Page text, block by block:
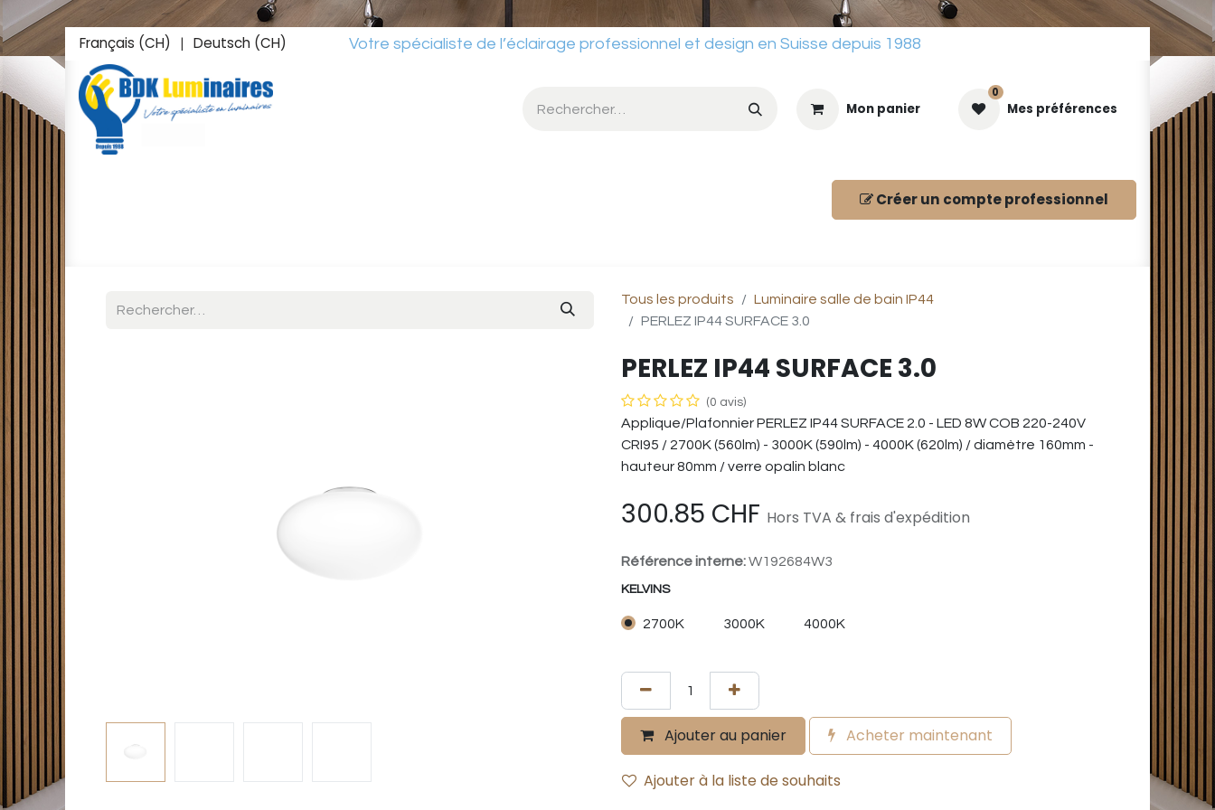
Français (CH) Deutsch (CH) Votre spécialiste de l’éclairage professionnel et design en Suisse depuis 1988
Mon panier
0
Mes préférences
Créer un compteprofessionnel
Tous les produits
Luminaire salle de bain IP44
PERLEZ IP44 SURFACE 3.0
PERLEZ IP44 SURFACE 3.0
(0 avis)
Applique/Plafonnier PERLEZ IP44 SURFACE 2.0 - LED 8W COB 220-240V
CRI95 / 2700K (560lm) - 3000K (590lm) - 4000K (620lm) / diamètre 160mm -
hauteur 80mm / verre opalin blanc
300.85 CHF Hors TVA & frais d'expédition
Référence interne:W192684W3
KELVINS
2700K 3000K 4000K
Ajouter au panier Acheter maintenant
Ajouter à la liste de souhaits